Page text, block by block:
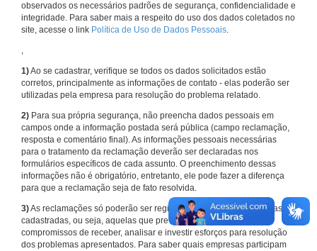
observados os necessários padrões de segurança, confidencialidade e
integridade. Para saber mais a respeito do uso dos dados coletados no
site, acesse o link Política de Uso de Dados Pessoais.
,
1)Ao se cadastrar, verifique se todos os dados solicitados estão
corretos, principalmente as informações de contato - elas poderão ser
utilizadas pela empresa para resolução do problema relatado.
2) Para sua própria segurança, não preencha dados pessoais em
campos onde a informação postada será pública (campo reclamação,
resposta e comentário final). As informações pessoais necessárias
para o tratamento da reclamação deverão ser declaradas nos
formulários específicos de cada assunto. O preenchimento dessas
informações não é obrigatório, entretanto, ele pode fazer a diferença
para que a reclamação seja de fato resolvida.
3)As reclamações só poderão ser registradas em face de empresas
cadastradas, ou seja, aquelas que previamente assumiram
compromissos de receber, analisar e investir esforços para resolução
dos problemas apresentados. Para saber quais empresas participam